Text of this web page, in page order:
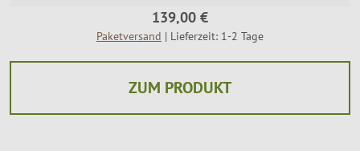
139,00 €
Paketversand | Lieferzeit: 1-2 Tage
ZUM PRODUKT